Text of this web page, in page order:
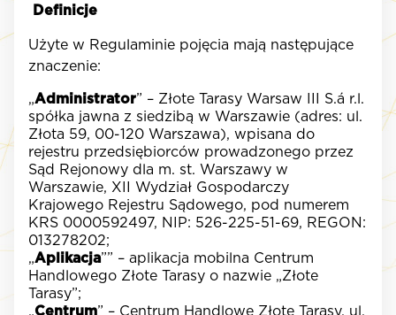
Definicje
Użyte w Regulaminie pojęcia mają następujące
znaczenie:
„Administrator” – Złote Tarasy Warsaw III S.á r.l.
spółka jawna z siedzibą w Warszawie (adres: ul.
Złota 59, 00-120 Warszawa), wpisana do
rejestru przedsiębiorców prowadzonego przez
Sąd Rejonowy dla m. st. Warszawy w
Warszawie, XII Wydział Gospodarczy
Krajowego Rejestru Sądowego, pod numerem
KRS 0000592497, NIP: 526-225-51-69, REGON:
013278202;
„Aplikacja”” – aplikacja mobilna Centrum
Handlowego Złote Tarasy o nazwie „Złote
Tarasy”;
„Centrum” – Centrum Handlowe Złote Tarasy, ul.